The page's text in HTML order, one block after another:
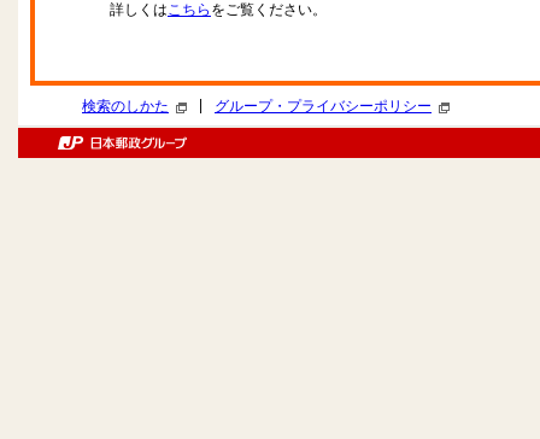
詳しくはこちら をご覧ください。
検索のしかた グループ・プライバシーポリシー